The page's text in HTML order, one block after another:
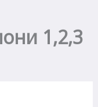
1,2,3